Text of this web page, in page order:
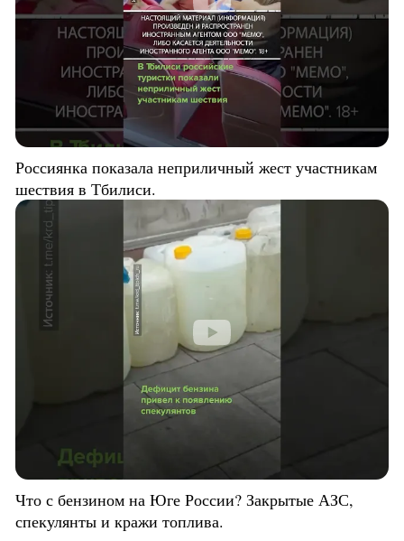
Россиянка показала неприличный жест участникам
шествия в Тбилиси.
Что с бензином на Юге России? Закрытые АЗС,
спекулянты и кражи топлива.